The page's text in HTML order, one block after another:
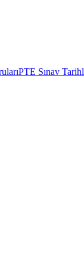
PTE Sınav